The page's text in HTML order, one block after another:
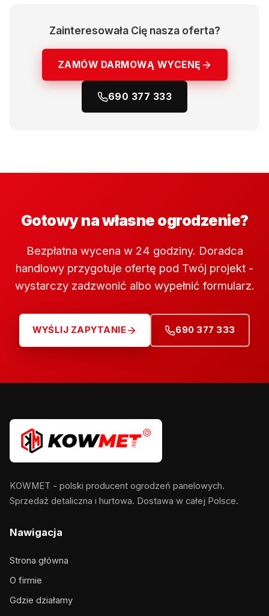
Zainteresowała Cię nasza oferta?
ZAMÓW DARMOWĄ WYCENĘ
690 377 333
Gotowy na własne ogrodzenie?
Bezpłatna wycena w 24 godziny. Doradca
handlowy przygotuje ofertę pod Twój projekt -
wystarczy zadzwonić albo wypełnić formularz.
WYŚLIJ ZAPYTANIE 690 377 333
KOWMET - polski producent ogrodzeń panelowych.
Sprzedaż detaliczna i hurtowa. Dostawa w całej Polsce.
Nawigacja
Strona główna
O firmie
Gdzie działamy